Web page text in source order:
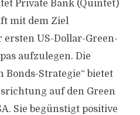
Private Bank (Quintet)
mit dem Ziel
ersten US-Dollar-Green-
aufzulegen. Die
Bonds-Strategie“ bietet
auf den Green
Sie begünstigt positive